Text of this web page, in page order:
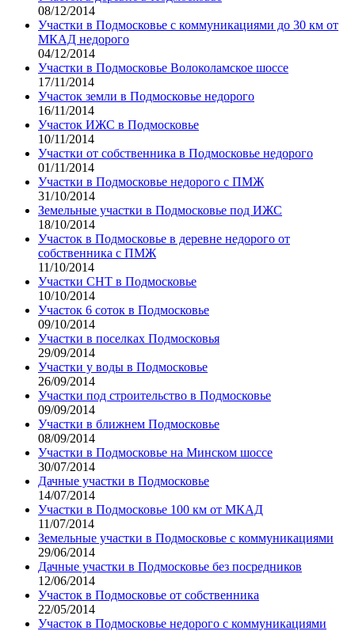
08/12/2014
Участки в Подмосковье с коммуникациями до 30 км от
МКАД недорого
04/12/2014
Участки в Подмосковье Волоколамское шоссе
17/11/2014
Участок земли в Подмосковье недорого
16/11/2014
Участок ИЖС в Подмосковье
10/11/2014
Участки от собственника в Подмосковье недорого
01/11/2014
Участки в Подмосковье недорого с ПМЖ
31/10/2014
Земельные участки в Подмосковье под ИЖС
18/10/2014
Участок в Подмосковье в деревне недорого от
собственника с ПМЖ
11/10/2014
Участки СНТ в Подмосковье
10/10/2014
Участок 6 соток в Подмосковье
09/10/2014
Участки в поселках Подмосковья
29/09/2014
Участки у воды в Подмосковье
26/09/2014
Участки под строительство в Подмосковье
09/09/2014
Участки в ближнем Подмосковье
08/09/2014
Участки в Подмосковье на Минском шоссе
30/07/2014
Дачные участки в Подмосковье
14/07/2014
Участки в Подмосковье 100 км от МКАД
11/07/2014
Земельные участки в Подмосковье с коммуникациями
29/06/2014
Дачные участки в Подмосковье без посредников
12/06/2014
Участок в Подмосковье от собственника
22/05/2014
Участок в Подмосковье недорого с коммуникациями